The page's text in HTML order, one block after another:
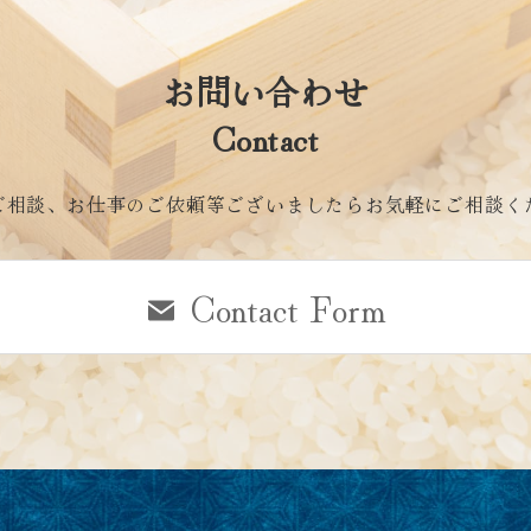
お問い合わせ
Contact
相談、お仕事のご依頼等ございましたらお気軽にご相談く
Contact Form